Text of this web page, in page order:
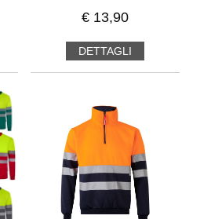
€ 13,90
DETTAGLI